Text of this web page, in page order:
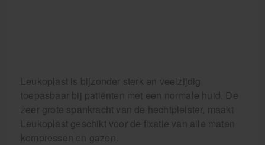
Leukoplast is bijzonder sterk en veelzijdig
toepasbaar bij patiënten met een normale huid. De
zeer grote spankracht van de hechtpleister, maakt
Leukoplast geschikt voor de fixatie van alle maten
kompressen en gazen.